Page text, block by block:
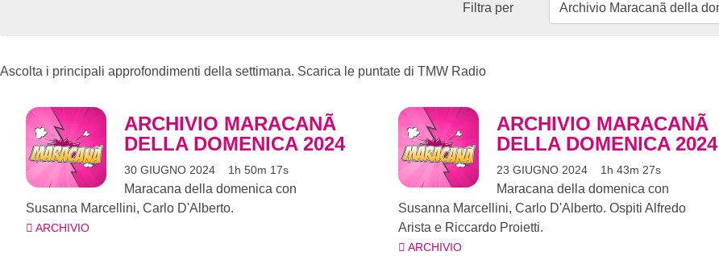
Filtra per
Ascolta i principali approfondimenti della settimana. Scarica le puntate di TMW Radio
ARCHIVIO MARACANÃ
DELLA DOMENICA 2024
30 GIUGNO 2024 1h 50m 17s
Maracana della domenica con
Susanna Marcellini, Carlo D'Alberto.
ARCHIVIO
ARCHIVIO MARACANÃ
DELLA DOMENICA 2024
23 GIUGNO 2024 1h 43m 27s
Maracana della domenica con
Susanna Marcellini, Carlo D'Alberto. Ospiti Alfredo
Arista e Riccardo Proietti.
ARCHIVIO